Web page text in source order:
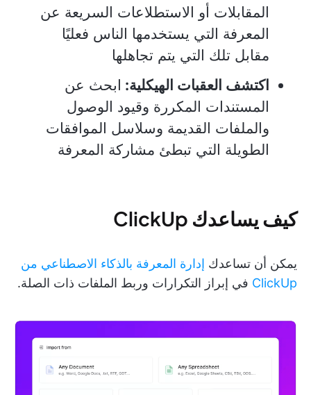
المقابلات أو الاستطلاعات السريعة عن
المعرفة التي يستخدمها الناس فعليًا
مقابل تلك التي يتم تجاهلها
اكتشف العقبات الهيكلية: ابحث عن
المستندات المكررة وقيود الوصول
والملفات القديمة وسلاسل الموافقات
الطويلة التي تبطئ مشاركة المعرفة
كيف يساعدك ClickUp
يمكن أن تساعدك إدارة المعرفة بالذكاء الاصطناعي من
ClickUp في إبراز التكرارات وربط الملفات ذات الصلة.